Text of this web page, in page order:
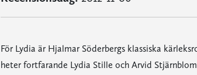
För Lydia är Hjalmar Söderbergs klassiska
heter fortfarande Lydia Stille och Arvid